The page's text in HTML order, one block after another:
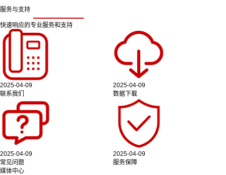
服务与支持
快速响应的专业服务和支持
2025-04-09
联系我们
2025-04-09
数据下载
2025-04-09
常见问题
2025-04-09
服务保障
媒体中心